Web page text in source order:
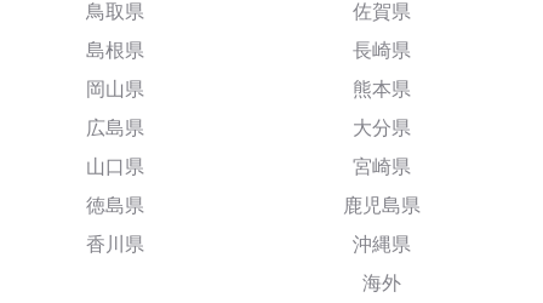
鳥取県
島根県
岡山県
広島県
山口県
徳島県
香川県
佐賀県
長崎県
熊本県
大分県
宮崎県
鹿児島県
沖縄県
海外